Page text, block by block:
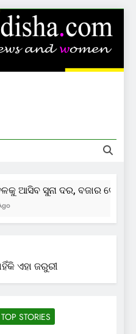
ଆସିବ ସୁନା ଦର, ବଜାର ଦେଲାଣି
ଏହା ଜରୁରୀ
TOP STORIES